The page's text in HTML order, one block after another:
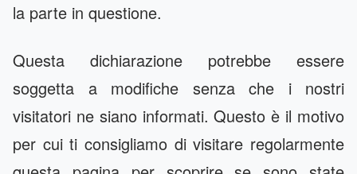
la parte in questione.
Questa dichiarazione potrebbe essere
soggetta a modifiche senza che i nostri
visitatori ne siano informati. Questo è il motivo
per cui ti consigliamo di visitare regolarmente